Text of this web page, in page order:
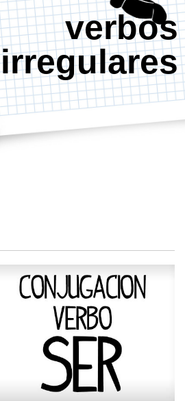
verbos
irregulares